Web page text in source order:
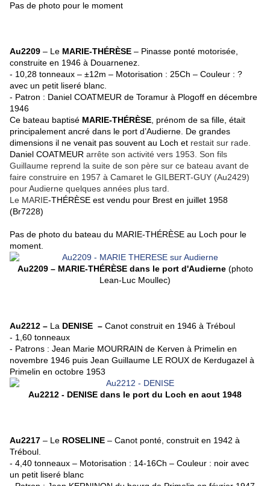
Pas de photo pour le moment
Au2209 – Le MARIE-THÉRÈSE – Pinasse ponté motorisée,
construite en 1946 à Douarnenez.
- 10,28 tonneaux – ±12m – Motorisation : 25Ch – Couleur : ?
avec un petit liseré blanc.
- Patron : Daniel COATMEUR de Toramur à Plogoff en décembre
1946
Ce bateau baptisé MARIE-THÉRÈSE , prénom de sa fille, était
principalement ancré dans le port d’Audierne. De grandes
dimensions il ne venait pas souvent au Loch et restait sur rade.
Daniel COATMEUR arrête son activité vers 1953. Son fils
Guillaume reprend la suite de son père sur ce bateau avant de
faire construire en 1957 à Camaret le GILBERT-GUY (Au2429)
pour Audierne quelques années plus tard.
Le MARIE-THÉRÈSE est vendu pour Brest en juillet 1958
(Br7228)
Pas de photo du bateau du MARIE-THÉRÈSE au Loch pour le
moment.
Au2209 – MARIE-THÉRÈSE dans le port d'Audierne (photo
Lean-Luc Moullec)
Au2212 – La DENISE – Canot construit en 1946 à Tréboul
- 1,60 tonneaux
- Patrons : Jean Marie MOURRAIN de Kerven à Primelin en
novembre 1946 puis Jean Guillaume LE ROUX de Kerdugazel à
Primelin en octobre 1953
Au2212 - DENISE dans le port du Loch en aout 1948
Au2217 – Le ROSELINE – Canot ponté, construit en 1942 à
Tréboul.
- 4,40 tonneaux – Motorisation : 14-16Ch – Couleur : noir avec
un petit liseré blanc